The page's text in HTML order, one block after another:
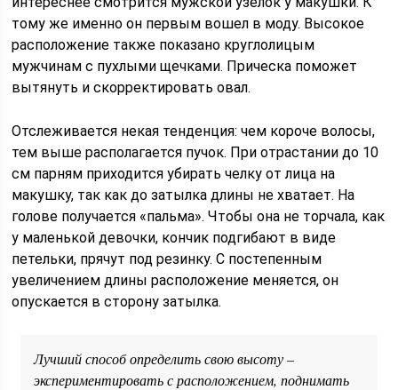
тому же именно он первым вошел в моду. Высокое
расположение также показано круглолицым
мужчинам с пухлыми щечками. Прическа поможет
вытянуть и скорректировать овал.
Отслеживается некая тенденция: чем короче волосы,
тем выше располагается пучок. При отрастании до 10
см парням приходится убирать челку от лица на
макушку, так как до затылка длины не хватает. На
голове получается «пальма». Чтобы она не торчала, как
у маленькой девочки, кончик подгибают в виде
петельки, прячут под резинку. С постепенным
увеличением длины расположение меняется, он
опускается в сторону затылка.
Лучший способ определить свою высоту –
экспериментировать с расположением, поднимать